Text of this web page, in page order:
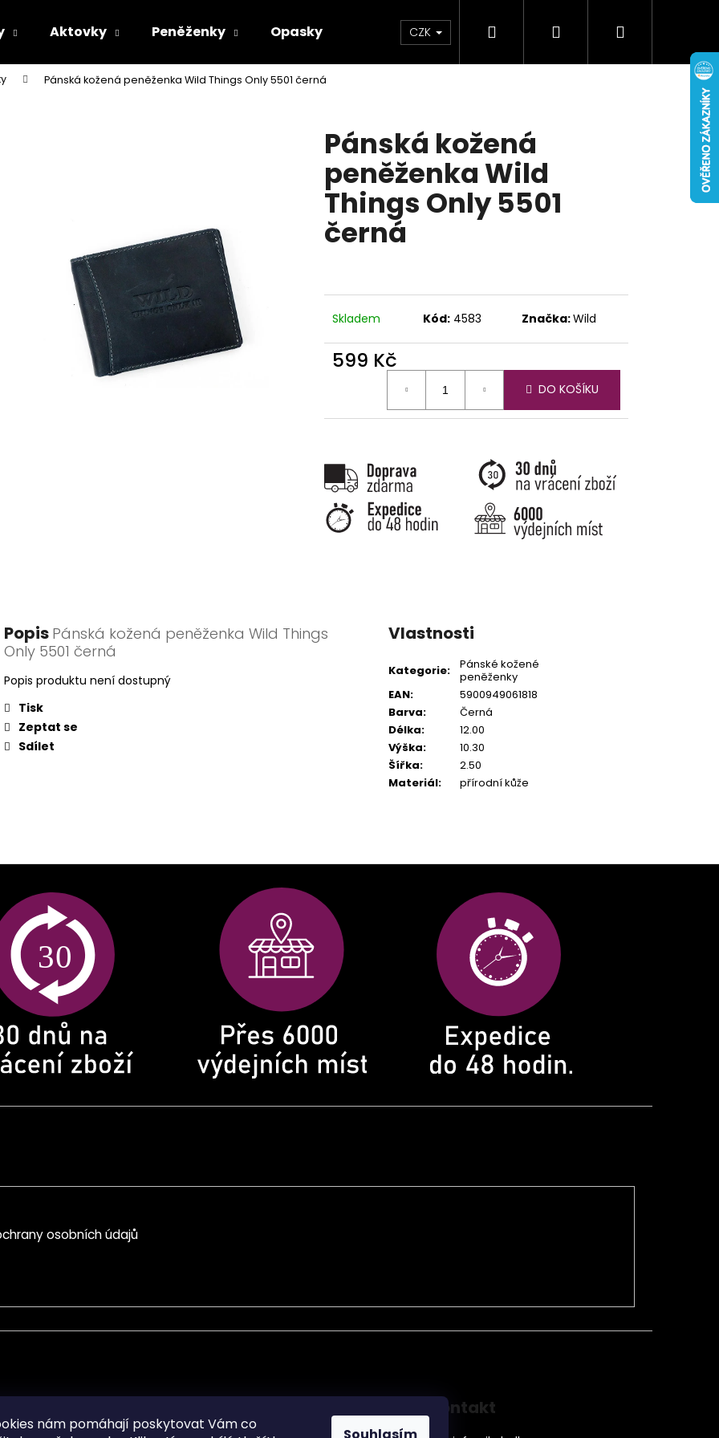
nám pomáhají poskytovat Vám co
Aktovky Peněženky Opasky Doplňky Novinky
CZK Hledat PřihlášeníNákupní
Pánská kožená peněženka Wild Things Only 5501 černá
Pánská kožená
peněženka Wild
Things Only 5501
černá
Skladem Kód: 4583 Značka:Wild
599 Kč
DO KOŠÍKU
Popis Pánská kožená peněženka Wild Things
Only 5501 černá
Popis produktu není dostupný
Tisk
Zeptat se
Sdílet
Vlastnosti
Kategorie:
Pánské kožené
peněženky
EAN:
5900949061818
Barva:
Černá
Délka:
12.00
Výška:
10.30
Šířka:
2.50
Materiál: přírodní kůže
Co potřebujete najít?
osobních údajů
Kontakt